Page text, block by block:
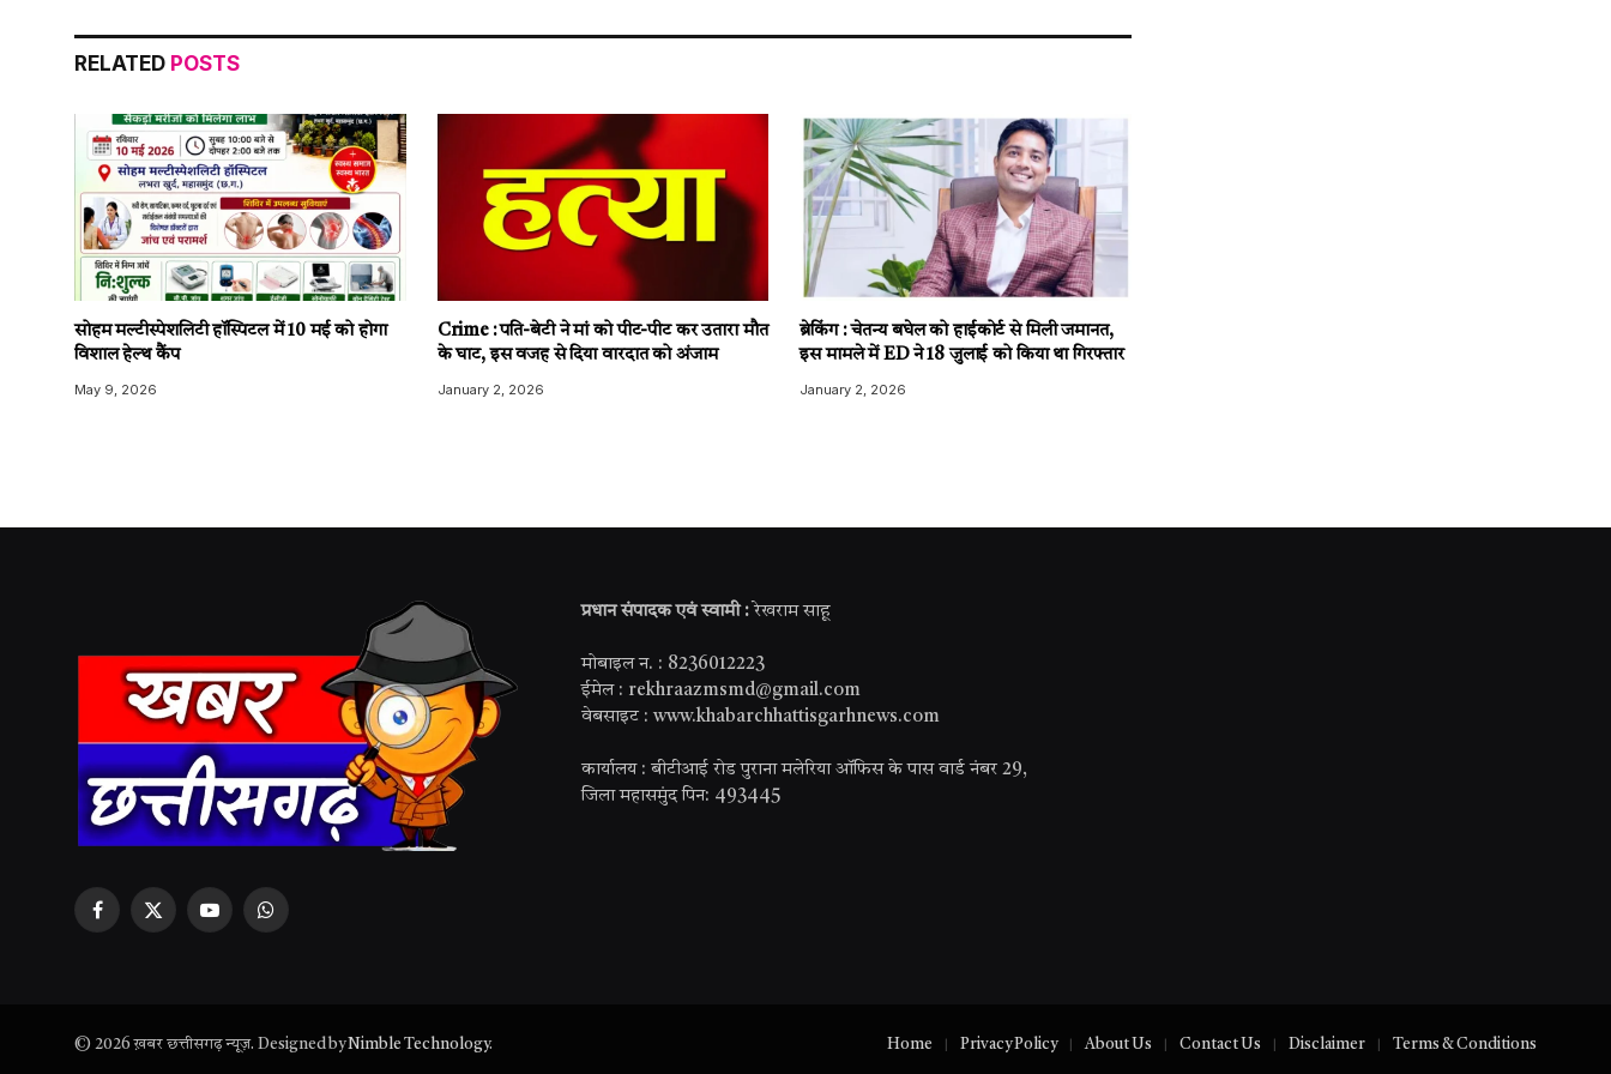
RELATED POSTS
सोहम मल्टीस्पेशलिटी हॉस्पिटल में 10 मई को होगा
विशाल हेल्थ कैंप
May 9, 2026
Crime : पति-बेटी ने मां को पीट-पीट कर उतारा मौत
के घाट, इस वजह से दिया वारदात को अंजाम
January 2, 2026
ब्रेकिंग : चेतन्य बघेल को हाईकोर्ट से मिली जमानत,
इस मामले में ED ने 18 जुलाई को किया था गिरफ्तार
January 2, 2026
Facebook
X
YouTubeWhatsApp
प्रधान संपादक एवं स्वामी : रेखराम साहू
मोबाइल न. : 8236012223
ईमेल : rekhraazmsmd@gmail.com
वेबसाइट : www.khabarchhattisgarhnews.com
कार्यालय : बीटीआई रोड पुराना मलेरिया ऑफिस के पास वार्ड नंबर 29,
जिला महासमुंद पिन: 493445
© 2026 ख़बर छत्तीसगढ़ न्यूज़. Designed byNimble Technology. Home Privacy Policy About Us Contact Us Disclaimer Terms & Conditions